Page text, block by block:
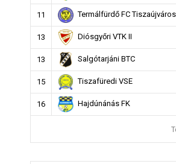
11 Termálfürdő FC Tiszaújváros
13 Diósgyőri VTK II
13 Salgótarjáni BTC
15 Tiszafüredi VSE
16 Hajdúnánás FK